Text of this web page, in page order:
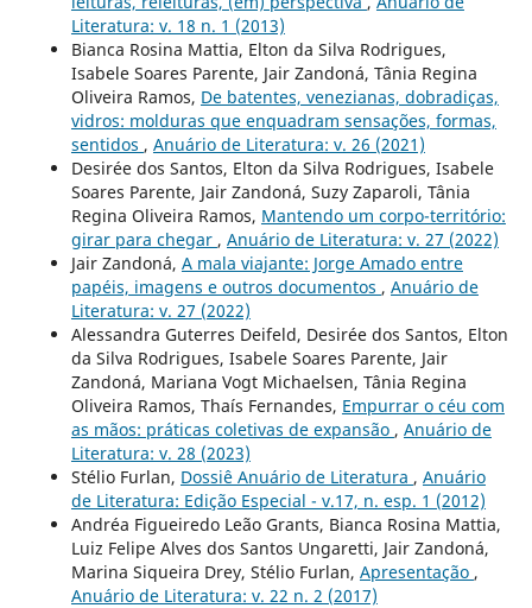
Literatura: v. 18 n. 1 (2013)
Bianca Rosina Mattia, Elton da Silva Rodrigues,
Isabele Soares Parente, Jair Zandoná, Tânia Regina
Oliveira Ramos, De batentes, venezianas, dobradiças,
vidros: molduras que enquadram sensações, formas,
sentidos , Anuário de Literatura: v. 26 (2021)
Desirée dos Santos, Elton da Silva Rodrigues, Isabele
Soares Parente, Jair Zandoná, Suzy Zaparoli, Tânia
Regina Oliveira Ramos, Mantendo um corpo-território:
girar para chegar , Anuário de Literatura: v. 27 (2022)
Jair Zandoná, A mala viajante: Jorge Amado entre
papéis, imagens e outros documentos , Anuário de
Literatura: v. 27 (2022)
Alessandra Guterres Deifeld, Desirée dos Santos, Elton
da Silva Rodrigues, Isabele Soares Parente, Jair
Zandoná, Mariana Vogt Michaelsen, Tânia Regina
Oliveira Ramos, Thaís Fernandes, Empurrar o céu com
as mãos: práticas coletivas de expansão , Anuário de
Literatura: v. 28 (2023)
Stélio Furlan, Dossiê Anuário de Literatura , Anuário
de Literatura: Edição Especial - v.17, n. esp. 1 (2012)
Andréa Figueiredo Leão Grants, Bianca Rosina Mattia,
Luiz Felipe Alves dos Santos Ungaretti, Jair Zandoná,
Marina Siqueira Drey, Stélio Furlan, Apresentação ,
Anuário de Literatura: v. 22 n. 2 (2017)